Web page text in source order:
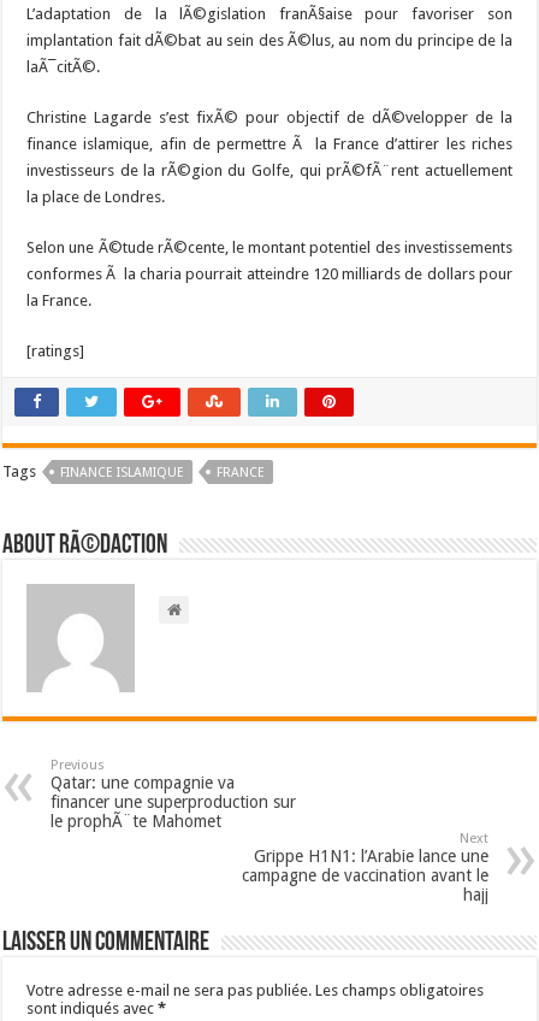
L’adaptation de la lÃ©gislation franÃ§aise pour favoriser son
implantation fait dÃ©bat au sein des Ã©lus, au nom du principe de la
laÃ¯citÃ©.
Christine Lagarde s’est fixÃ© pour objectif de dÃ©velopper de la
finance islamique, afin de permettre Ã la France d’attirer les riches
investisseurs de la rÃ©gion du Golfe, qui prÃ©fÃ¨rent actuellement
la place de Londres.
Selon une Ã©tude rÃ©cente, le montant potentiel des investissements
conformes Ã la charia pourrait atteindre 120 milliards de dollars pour
la France.
[ratings]
Tags FINANCE ISLAMIQUE FRANCE
About RÃ©daction
Previous
Qatar: une compagnie va
financer une superproduction sur
le prophÃ¨te Mahomet
Next
Grippe H1N1: l’Arabie lance une
campagne de vaccination avant le
hajj
Laisser un commentaire
Votre adresse e-mail ne sera pas publiée. Les champs obligatoires
sont indiqués avec*